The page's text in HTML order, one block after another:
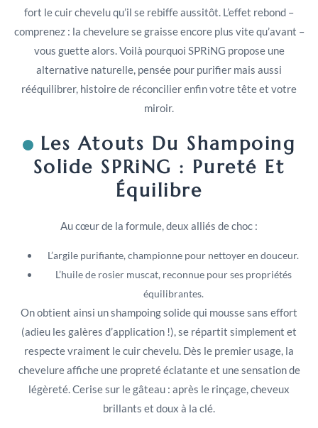
fort le cuir chevelu qu’il se rebiffe aussitôt. L’effet rebond –
comprenez : la chevelure se graisse encore plus vite qu’avant –
vous guette alors. Voilà pourquoi SPRiNG propose une
alternative naturelle, pensée pour purifier mais aussi
rééquilibrer, histoire de réconcilier enfin votre tête et votre
miroir.
Les Atouts Du Shampoing
Solide SPRiNG : Pureté Et
Équilibre
Au cœur de la formule, deux alliés de choc :
L’argile purifiante, championne pour nettoyer en douceur.
L’huile de rosier muscat, reconnue pour ses propriétés
équilibrantes.
On obtient ainsi un shampoing solide qui mousse sans effort
(adieu les galères d’application !), se répartit simplement et
respecte vraiment le cuir chevelu. Dès le premier usage, la
chevelure affiche une propreté éclatante et une sensation de
légèreté. Cerise sur le gâteau : après le rinçage, cheveux
brillants et doux à la clé.